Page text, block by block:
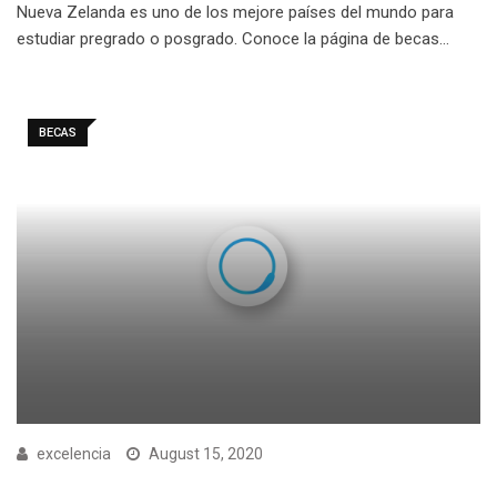
Nueva Zelanda es uno de los mejore países del mundo para
estudiar pregrado o posgrado. Conoce la página de becas…
BECAS
excelencia August 15, 2020